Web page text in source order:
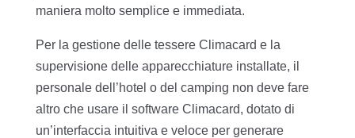
maniera molto semplice e immediata.
Per la gestione delle tessere Climacard e la
supervisione delle apparecchiature installate, il
personale dell’hotel o del camping non deve fare
altro che usare il software Climacard, dotato di
un’interfaccia intuitiva e veloce per generare